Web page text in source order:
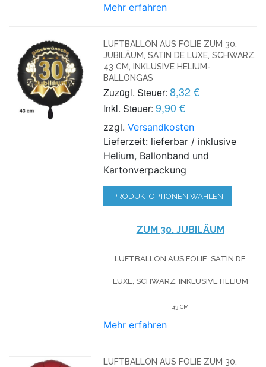
Mehr erfahren
LUFTBALLON AUS FOLIE ZUM 30.
JUBILÄUM, SATIN DE LUXE, SCHWARZ,
43 CM, INKLUSIVE HELIUM-
BALLONGAS
Zuzügl. Steuer: 8,32 €
Inkl. Steuer: 9,90 €
zzgl.Versandkosten
Lieferzeit: lieferbar / inklusive
Helium, Ballonband und
Kartonverpackung
PRODUKTOPTIONEN WÄHLEN
ZUM 30. JUBILÄUM
LUFTBALLON AUS FOLIE, SATIN DE
LUXE, SCHWARZ, INKLUSIVE HELIUM
43 CM
Mehr erfahren
LUFTBALLON AUS FOLIE ZUM 30.